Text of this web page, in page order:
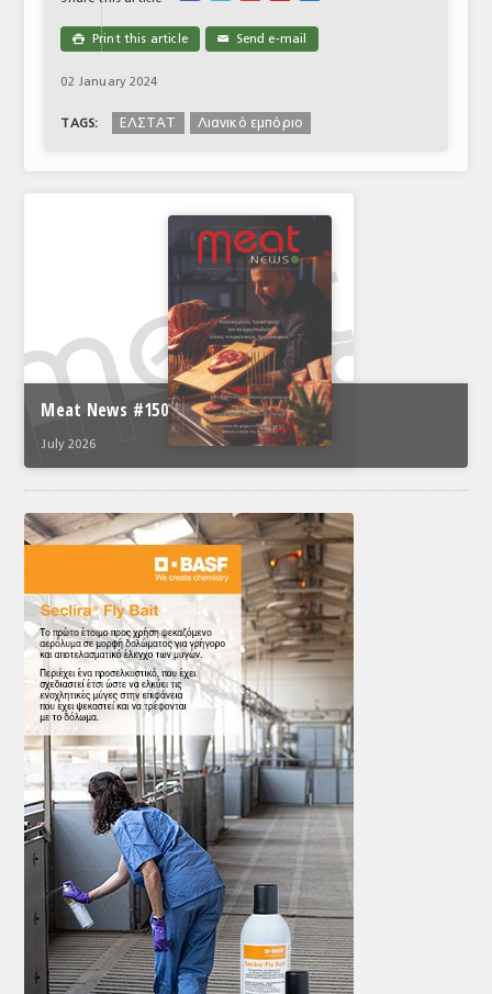
 Print this article ✉ Send e-mail
02 January 2024
TAGS: ΕΛΣΤΑΤ Λιανικό εμπόριο
Meat News #150
July 2026